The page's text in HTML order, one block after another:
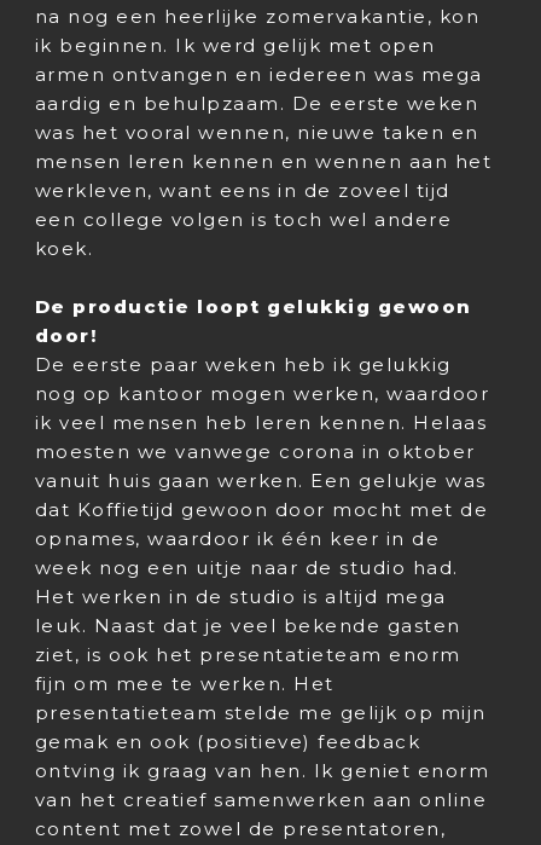
na nog een heerlijke zomervakantie, kon
ik beginnen. Ik werd gelijk met open
armen ontvangen en iedereen was mega
aardig en behulpzaam. De eerste weken
was het vooral wennen, nieuwe taken en
mensen leren kennen en wennen aan het
werkleven, want eens in de zoveel tijd
een college volgen is toch wel andere
koek.
De productie loopt gelukkig gewoon
door!
De eerste paar weken heb ik gelukkig
nog op kantoor mogen werken, waardoor
ik veel mensen heb leren kennen. Helaas
moesten we vanwege corona in oktober
vanuit huis gaan werken. Een gelukje was
dat Koffietijd gewoon door mocht met de
opnames, waardoor ik één keer in de
week nog een uitje naar de studio had.
Het werken in de studio is altijd mega
leuk. Naast dat je veel bekende gasten
ziet, is ook het presentatieteam enorm
fijn om mee te werken. Het
presentatieteam stelde me gelijk op mijn
gemak en ook (positieve) feedback
ontving ik graag van hen. Ik geniet enorm
van het creatief samenwerken aan online
content met zowel de presentatoren,